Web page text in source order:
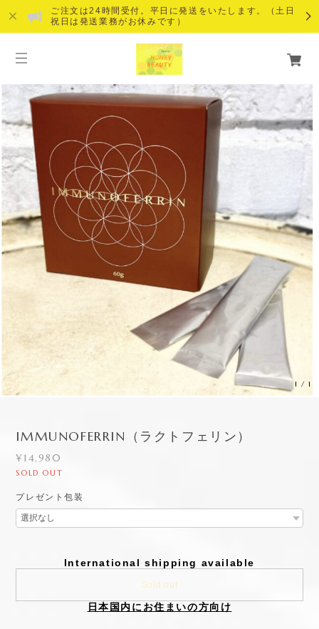
ご注文は24時間受付。平日に発送をいたします。（土日
祝日は発送業務がお休みです）
1 /1
IMMUNOFERRIN（ラクトフェリン）
¥14,980
SOLD OUT
プレゼント包装
International shipping available
Sold out
日本国内にお住まいの方向け